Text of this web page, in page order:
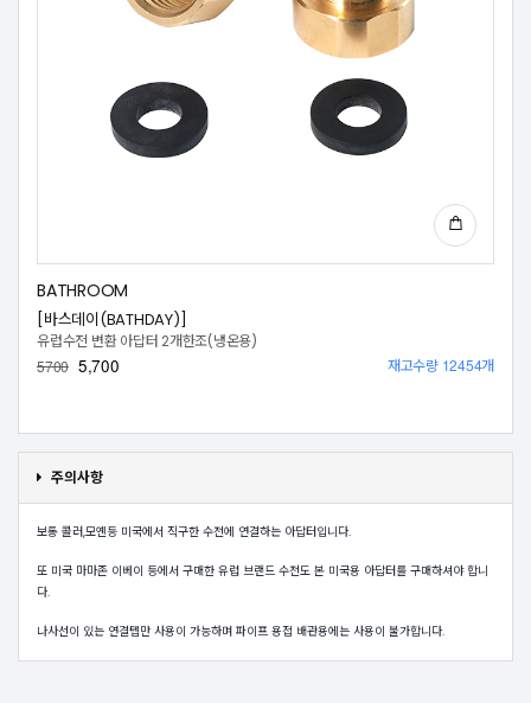
BATHROOM
[바스데이(BATHDAY)]
유럽수전 변환 아답터 2개한조(냉온용)
5700 5,700 재고수량 12454개
주의사항
보통 콜러,모옌등 미국에서 직구한 수전에 연결하는 아답터입니다.
또 미국 마마존 이베이 등에서 구매한 유럽 브랜드 수전도 본 미국용 아답터를 구매하셔야 합니
다.
나사선이 있는 연결텝만 사용이 가능하며 파이프 용접 배관용에는 사용이 불가합니다.